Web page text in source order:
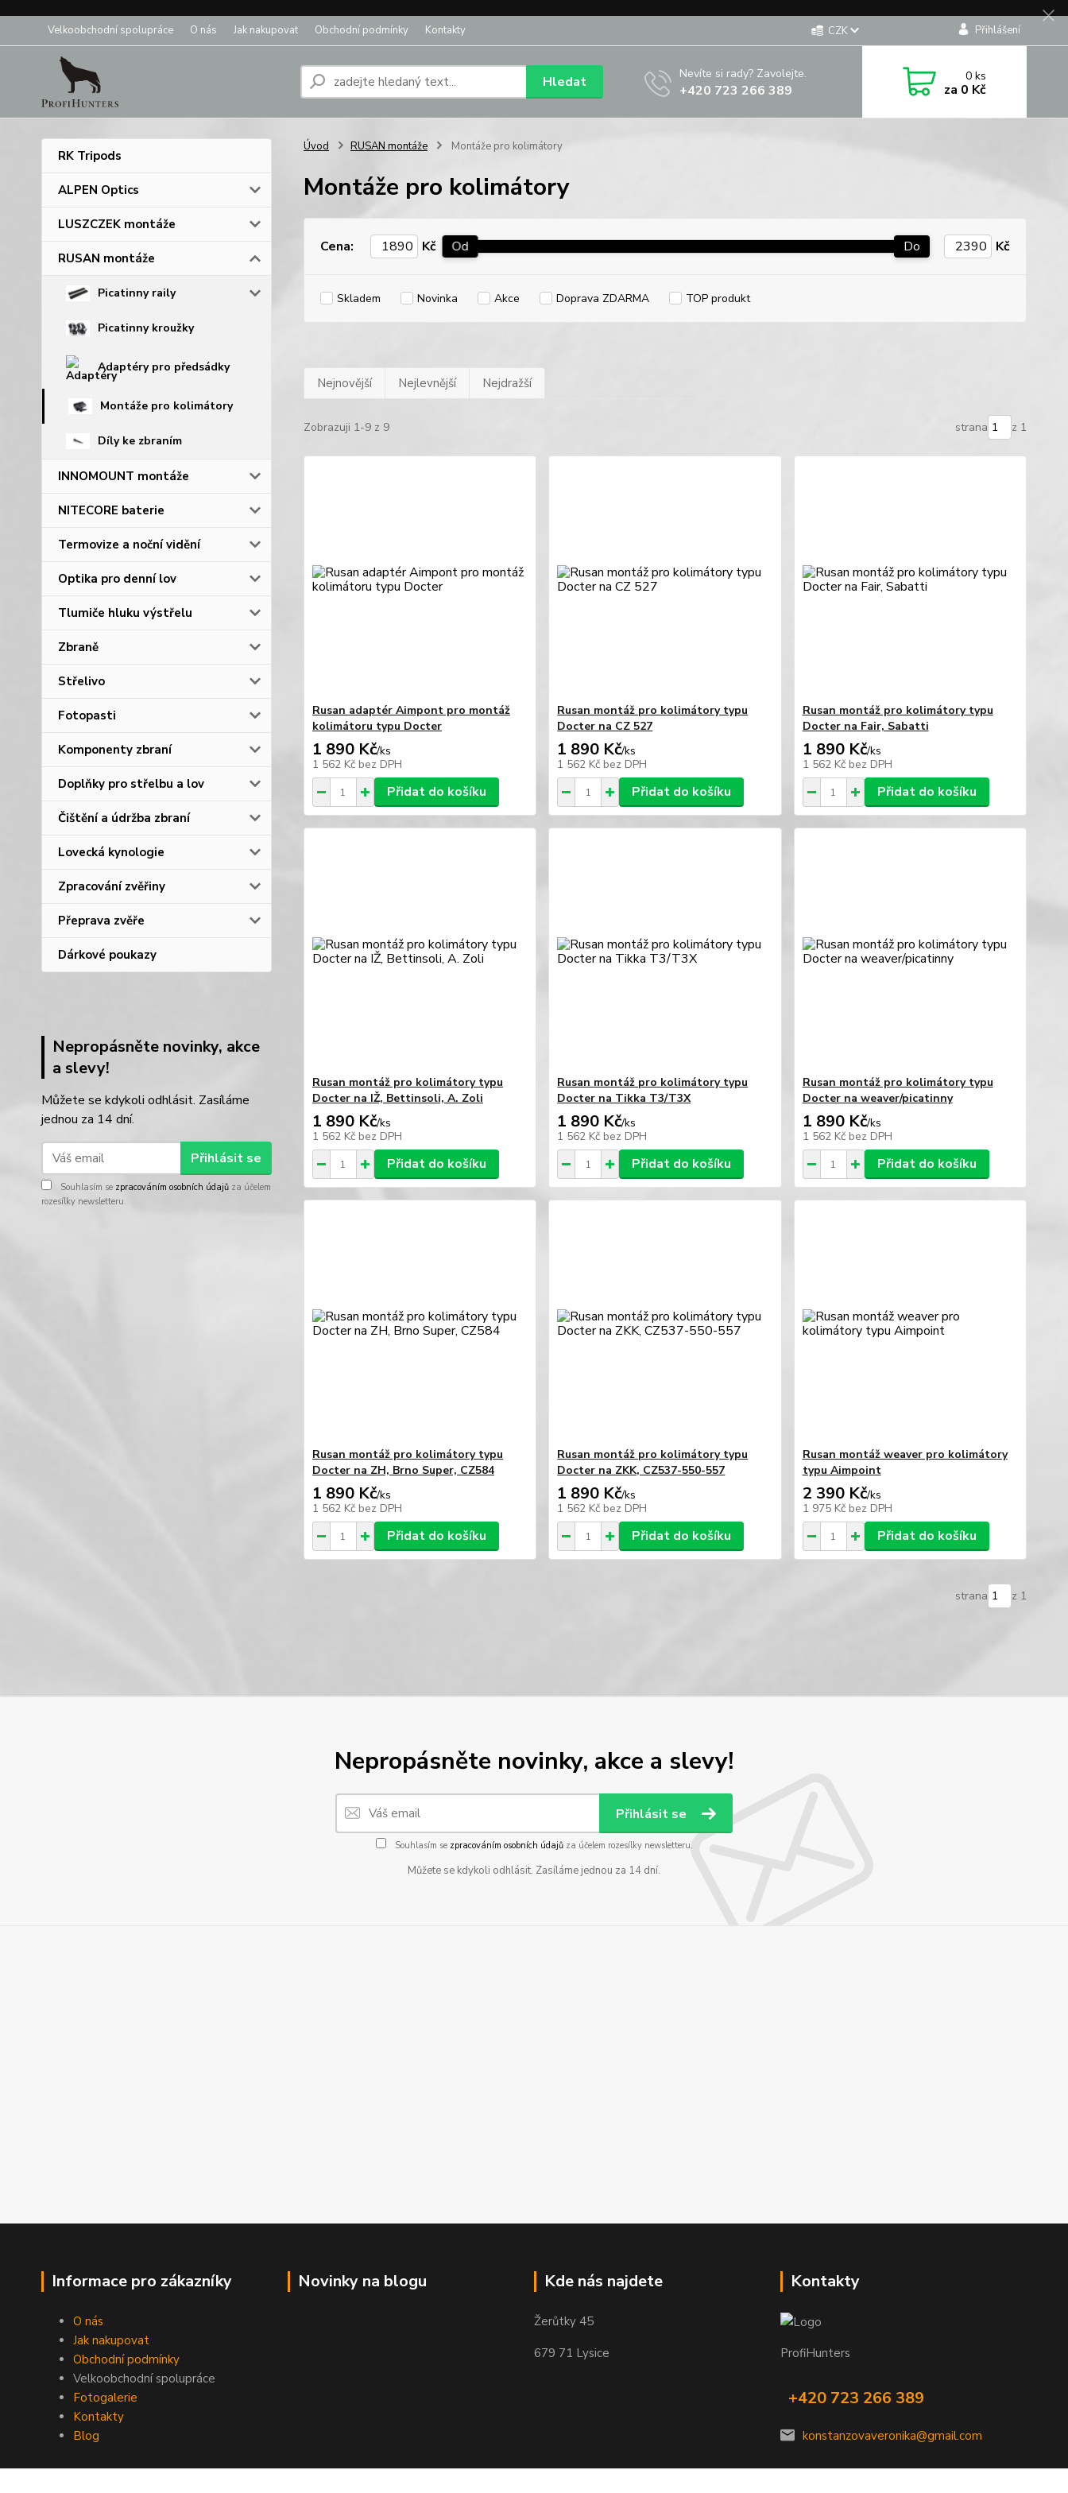
Velkoobchodní spolupráce O nás Jak nakupovat Obchodní podmínky Kontakty CZK Přihlášení
Hledat Nevíte si rady? Zavolejte.
+420 723 266 389
0ks
za 0 Kč
RK Tripods
ALPEN Optics
LUSZCZEK montáže
RUSAN montáže
Picatinny raily
Picatinny kroužky
Adaptéry pro předsádky
Montáže pro kolimátory
Díly ke zbraním
INNOMOUNT montáže
NITECORE baterie
Termovize a noční vidění
Optika pro denní lov
Tlumiče hluku výstřelu
Zbraně
Střelivo
Fotopasti
Komponenty zbraní
Doplňky pro střelbu a lov
Čištění a údržba zbraní
Lovecká kynologie
Zpracování zvěřiny
Přeprava zvěře
Dárkové poukazy
Nepropásněte novinky, akce
a slevy!
Můžete se kdykoli odhlásit. Zasíláme
jednou za 14 dní.
Přihlásit se
Souhlasím se zpracováním osobních údajů za účelem
rozesílky newsletteru.
Úvod RUSAN montáže Montáže pro kolimátory
Montáže pro kolimátory
Cena: Kč Od Do Kč
Skladem Novinka Akce Doprava ZDARMA TOP produkt
Nejnovější Nejlevnější Nejdražší
Zobrazuji 1-9 z 9 strana z 1
Rusan adaptér Aimpont pro montáž
kolimátoru typu Docter
1 890 Kč/ks
1 562 Kč bez DPH
Přidat do košíku
Rusan montáž pro kolimátory typu
Docter na CZ 527
1 890 Kč/ks
1 562 Kč bez DPH
Přidat do košíku
Rusan montáž pro kolimátory typu
Docter na Fair, Sabatti
1 890 Kč/ks
1 562 Kč bez DPH
Přidat do košíku
Rusan montáž pro kolimátory typu
Docter na IŽ, Bettinsoli, A. Zoli
1 890 Kč/ks
1 562 Kč bez DPH
Přidat do košíku
Rusan montáž pro kolimátory typu
Docter na Tikka T3/T3X
1 890 Kč/ks
1 562 Kč bez DPH
Přidat do košíku
Rusan montáž pro kolimátory typu
Docter na weaver/picatinny
1 890 Kč/ks
1 562 Kč bez DPH
Přidat do košíku
Rusan montáž pro kolimátory typu
Docter na ZH, Brno Super, CZ584
1 890 Kč/ks
1 562 Kč bez DPH
Přidat do košíku
Rusan montáž pro kolimátory typu
Docter na ZKK, CZ537-550-557
1 890 Kč/ks
1 562 Kč bez DPH
Přidat do košíku
Rusan montáž weaver pro kolimátory
typu Aimpoint
2 390 Kč/ks
1 975 Kč bez DPH
Přidat do košíku
strana z 1
Nepropásněte novinky, akce a slevy!
Přihlásit se
Souhlasím se zpracováním osobních údajůza účelem rozesílky newsletteru.
Můžete se kdykoli odhlásit. Zasíláme jednou za 14 dní.
Informace pro zákazníky
O nás
Jak nakupovat
Obchodní podmínky
Velkoobchodní spolupráce
Fotogalerie
Kontakty
Blog
Novinky na blogu Kde nás najdete
Žerůtky 45
679 71 Lysice
Kontakty
ProfiHunters
+420 723 266 389
konstanzovaveronika@gmail.com